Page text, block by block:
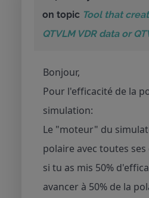
on topic Tool that
QTVLM VDR data or
Bonjour,
Pour l'efficacité de la
simulation:
Le "moteur" du
polaire avec toutes
si tu as mis 50%
avancer à 50% de la